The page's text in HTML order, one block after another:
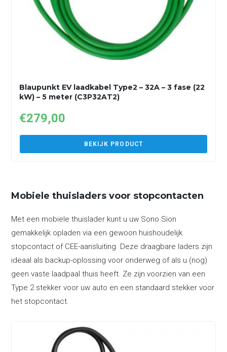
Blaupunkt EV laadkabel Type2 – 32A – 3 fase (22
kW) – 5 meter (C3P32AT2)
€279,00
BEKIJK PRODUCT
Mobiele thuisladers voor stopcontacten
Met een mobiele thuislader kunt u uw Sono Sion
gemakkelijk opladen via een gewoon huishoudelijk
stopcontact of CEE-aansluiting. Deze draagbare laders zijn
ideaal als backup-oplossing voor onderweg of als u (nog)
geen vaste laadpaal thuis heeft. Ze zijn voorzien van een
Type 2 stekker voor uw auto en een standaard stekker voor
het stopcontact.